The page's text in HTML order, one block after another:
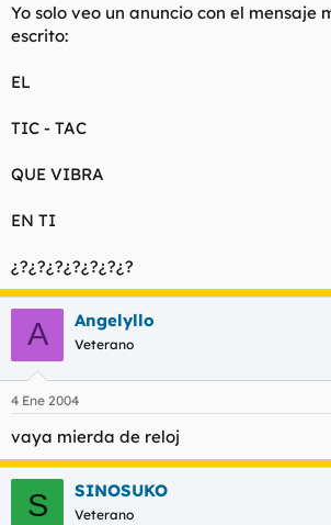
Yo solo veo un anuncio con el mensaje
escrito:
EL
TIC - TAC
QUE VIBRA
EN TI
¿?¿?¿?¿?¿?¿?¿?
A Angelyllo
Veterano
4 Ene 2004
vaya mierda de reloj
S SINOSUKO
Veterano